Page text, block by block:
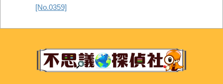
[No.0359]